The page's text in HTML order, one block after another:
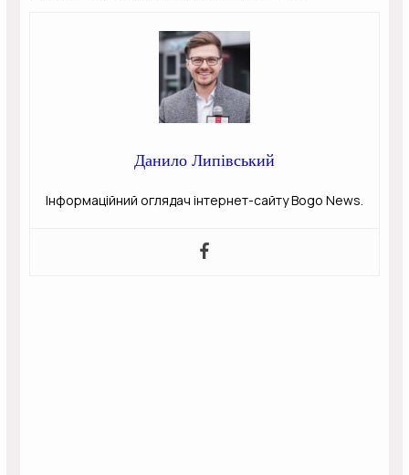
Данило Липівський
Інформаційний оглядач інтернет-сайту Bogo News.